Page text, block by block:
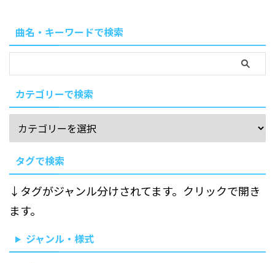
曲名・キーワードで検索
カテゴリーで検索
タグで検索
↓タグがジャンル分けされてます。クリックで開き
ます。
ジャンル・様式